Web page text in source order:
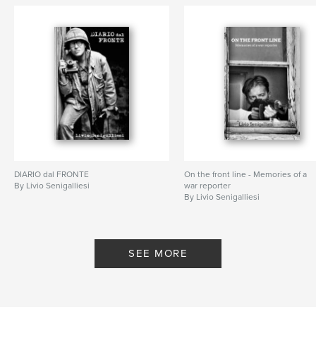
DIARIO dal FRONTE
By Livio Senigalliesi
On the front line - Memories of a
war reporter
By Livio Senigalliesi
SEE MORE